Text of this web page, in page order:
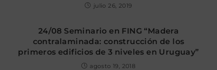
julio 26, 2019
24/08 Seminario en FING “Madera
contralaminada: construcción de los
primeros edificios de 3 niveles en Uruguay”
agosto 19, 2018